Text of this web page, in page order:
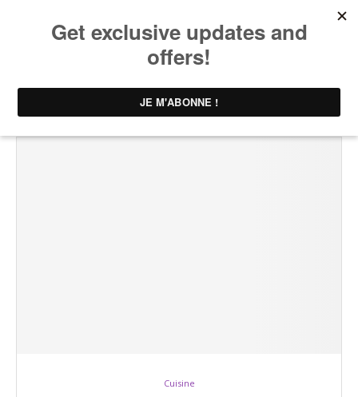
Posts tagged with "muffin enfant"
TAG:MUFFIN ENFANT
Cuisine